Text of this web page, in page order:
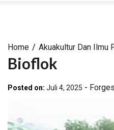
Home Akuakultur Dan Ilmu
Bioflok
Posted on: Juli 4, 2025 -